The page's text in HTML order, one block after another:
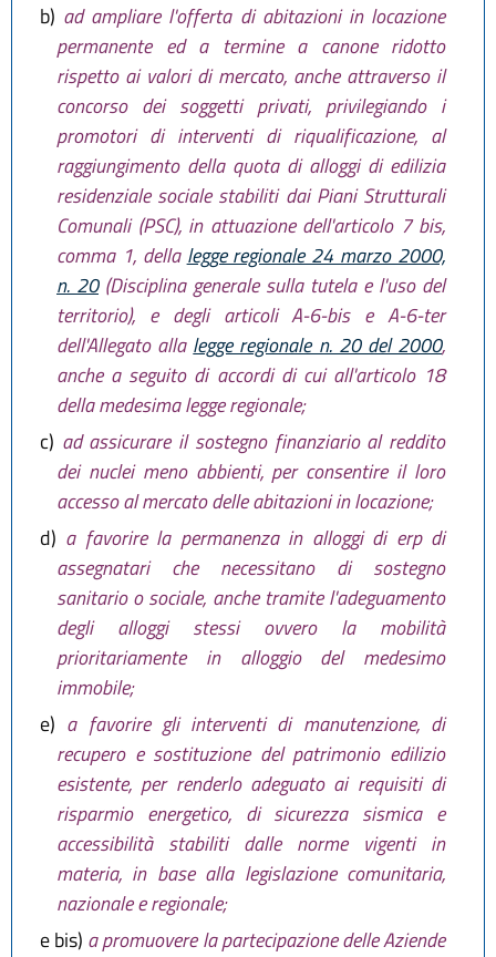
b) ad ampliare l'offerta di abitazioni in locazione
permanente ed a termine a canone ridotto
rispetto ai valori di mercato, anche attraverso il
concorso dei soggetti privati, privilegiando i
promotori di interventi di riqualificazione, al
raggiungimento della quota di alloggi di edilizia
residenziale sociale stabiliti dai Piani Strutturali
Comunali (PSC), in attuazione dell'articolo 7 bis,
comma 1, della legge regionale 24 marzo 2000,
n. 20(Disciplina generale sulla tutela e l'uso del
territorio), e degli articoli A-6-bis e A-6-ter
dell'Allegato alla legge regionale n. 20 del 2000,
anche a seguito di accordi di cui all'articolo 18
della medesima legge regionale;
c) ad assicurare il sostegno finanziario al reddito
dei nuclei meno abbienti, per consentire il loro
accesso al mercato delle abitazioni in locazione;
d) a favorire la permanenza in alloggi di erp di
assegnatari che necessitano di sostegno
sanitario o sociale, anche tramite l'adeguamento
degli alloggi stessi ovvero la mobilità
prioritariamente in alloggio del medesimo
immobile;
e) a favorire gli interventi di manutenzione, di
recupero e sostituzione del patrimonio edilizio
esistente, per renderlo adeguato ai requisiti di
risparmio energetico, di sicurezza sismica e
accessibilità stabiliti dalle norme vigenti in
materia, in base alla legislazione comunitaria,
nazionale e regionale;
e bis) a promuovere la partecipazione delle Aziende